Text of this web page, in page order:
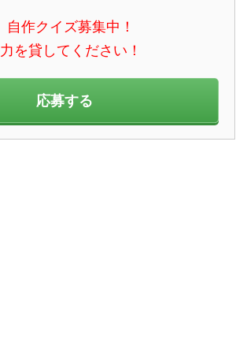
自作クイズ募集中！
力を貸してください！
応募する